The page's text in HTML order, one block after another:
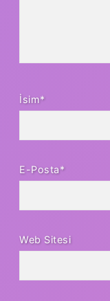
İsim*
E-Posta*
Web Sitesi